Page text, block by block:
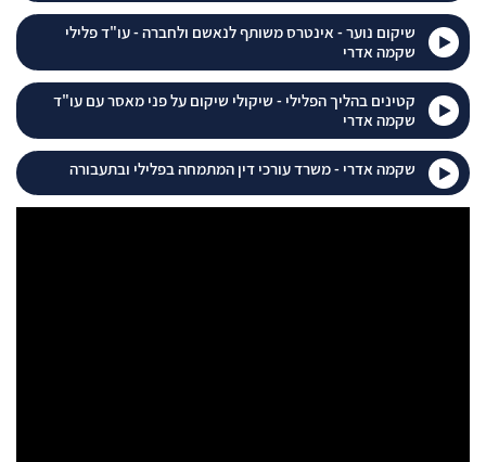
שיקום נוער - אינטרס משותף לנאשם ולחברה - עו"ד פלילי
שקמה אדרי
קטינים בהליך הפלילי - שיקולי שיקום על פני מאסר עם עו"ד
שקמה אדרי
שקמה אדרי - משרד עורכי דין המתמחה בפלילי ובתעבורה